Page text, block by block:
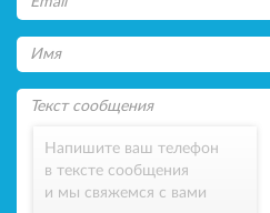
Напишите ваш телефон
в тексте сообщения
и мы свяжемся с вами